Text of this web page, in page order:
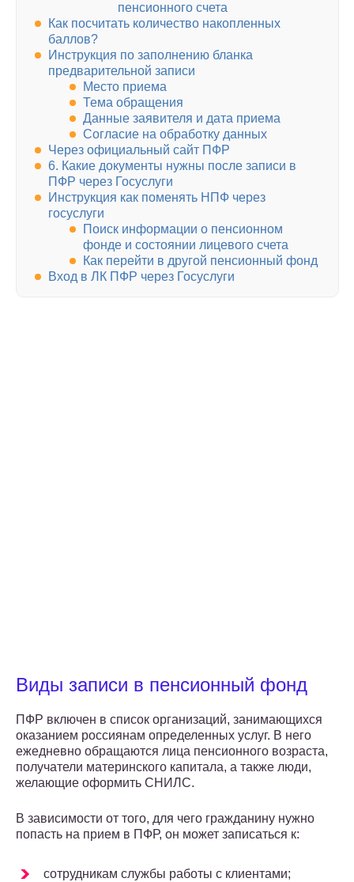
пенсионного счета
Как посчитать количество накопленных
баллов?
Инструкция по заполнению бланка
предварительной записи
Место приема
Тема обращения
Данные заявителя и дата приема
Согласие на обработку данных
Через официальный сайт ПФР
6. Какие документы нужны после записи в
ПФР через Госуслуги
Инструкция как поменять НПФ через
госуслуги
Поиск информации о пенсионном
фонде и состоянии лицевого счета
Как перейти в другой пенсионный фонд
Вход в ЛК ПФР через Госуслуги
Виды записи в пенсионный фонд
ПФР включен в список организаций, занимающихся
оказанием россиянам определенных услуг. В него
ежедневно обращаются лица пенсионного возраста,
получатели материнского капитала, а также люди,
желающие оформить СНИЛС.
В зависимости от того, для чего гражданину нужно
попасть на прием в ПФР, он может записаться к:
сотрудникам службы работы с клиентами;